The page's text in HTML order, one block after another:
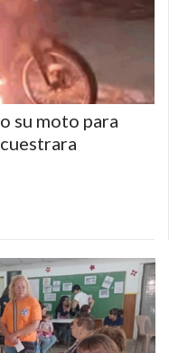
su moto para